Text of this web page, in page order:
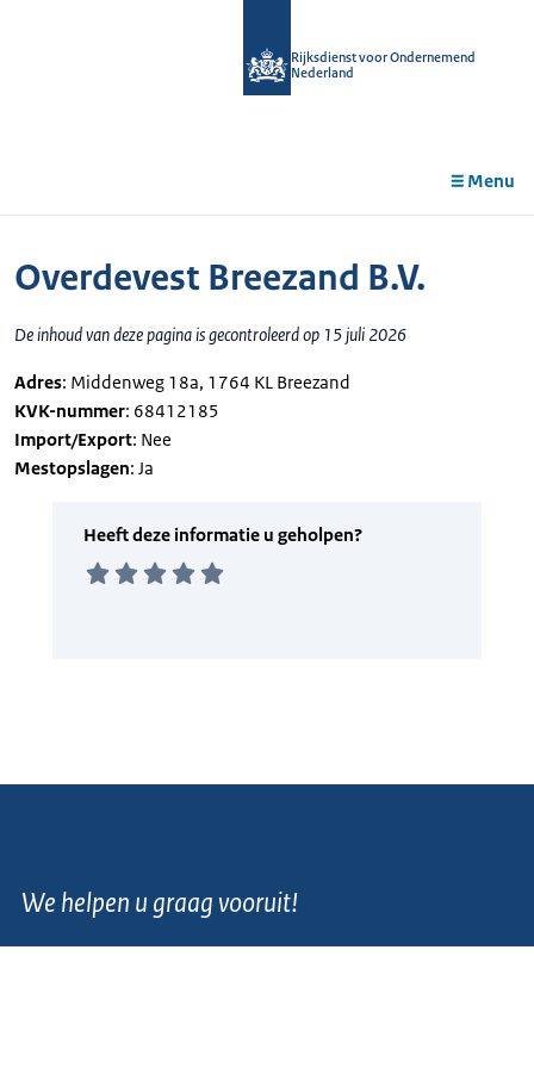
Rijksdienst voor Ondernemend
Nederland
Menu
Overdevest Breezand B.V.
De inhoud van deze pagina is gecontroleerd op 15 juli 2026
Adres: Middenweg 18a, 1764 KL Breezand
KVK-nummer: 68412185
Import/Export: Nee
Mestopslagen: Ja
We helpen u graag vooruit!